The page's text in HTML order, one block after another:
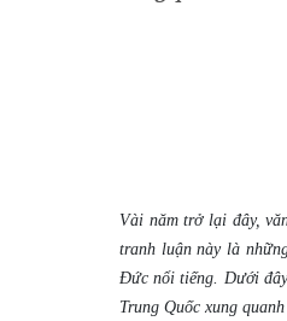
Vài năm trở lại đây,
tranh luận này là
Đức nổi tiếng. Dưới
Trung Quốc xung quanh